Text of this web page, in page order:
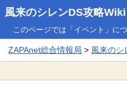
風来のシレンDS攻略Wiki
このページでは「イベント」に
ZAPAnet総合情報局 > 風来のシ